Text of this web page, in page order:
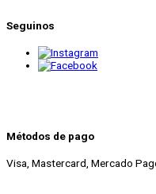
Seguinos
Métodos de pago
Visa, Mastercard, Mercado